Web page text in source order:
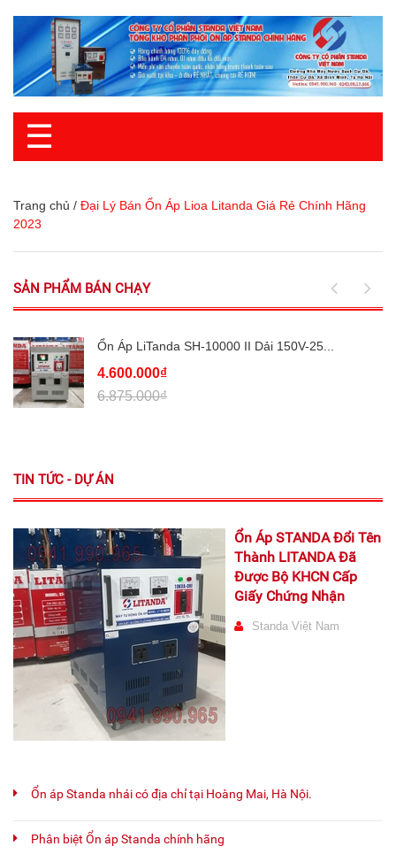
☰
Trang chủ / Đại Lý Bán Ổn Áp Lioa Litanda Giá Rẻ Chính Hãng
2023
SẢN PHẨM BÁN CHẠY
Ổn Áp LiTanda SH-10000 II Dải 150V-25...
4.600.000₫
6.875.000₫
TIN TỨC - DỰ ÁN
Ổn Áp STANDA Đổi Tên
Thành LITANDA Đã
Được Bộ KHCN Cấp
Giấy Chứng Nhận
Standa Việt Nam
Ổn áp Standa nhái có địa chỉ tại Hoàng Mai, Hà Nội.
Phân biệt Ổn áp Standa chính hãng